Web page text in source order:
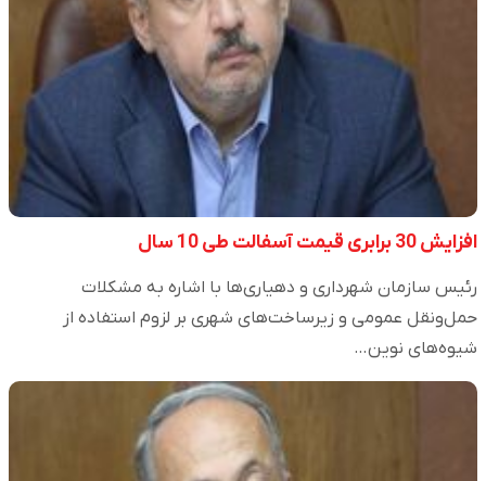
افزایش 30 برابری قیمت آسفالت طی 10 سال
رئیس سازمان شهرداری و دهیاری‌ها با اشاره به مشکلات
حمل‌ونقل عمومی و زیرساخت‌های شهری بر لزوم استفاده از
شیوه‌های نوین…